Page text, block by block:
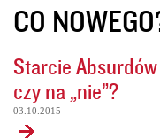
CO
Starcie
czy na „nie”?
03.10.2015